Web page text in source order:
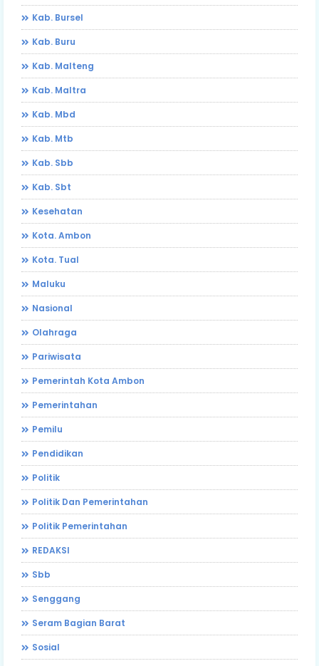
Kab. Bursel
Kab. Buru
Kab. Malteng
Kab. Maltra
Kab. Mbd
Kab. Mtb
Kab. Sbb
Kab. Sbt
Kesehatan
Kota. Ambon
Kota. Tual
Maluku
Nasional
Olahraga
Pariwisata
Pemerintah Kota Ambon
Pemerintahan
Pemilu
Pendidikan
Politik
Politik Dan Pemerintahan
Politik Pemerintahan
REDAKSI
Sbb
Senggang
Seram Bagian Barat
Sosial